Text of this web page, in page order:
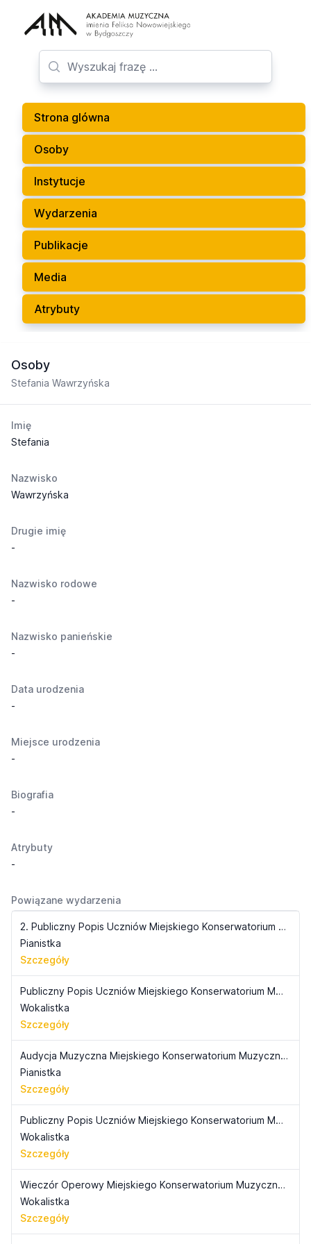
Strona glówna
Osoby
Instytucje
Wydarzenia
Publikacje
Media
Atrybuty
Osoby
Stefania Wawrzyńska
Imię
Stefania
Nazwisko
Wawrzyńska
Drugie imię
-
Nazwisko rodowe
-
Nazwisko panieńskie
-
Data urodzenia
-
Miejsce urodzenia
-
Biografia
-
Atrybuty
-
Powiązane wydarzenia
2. Publiczny Popis Uczniów Miejskiego Konserwatorium Muzycznego (1933)
Pianistka
Szczegóły
Publiczny Popis Uczniów Miejskiego Konserwatorium Muzycznego (1939)
Wokalistka
Szczegóły
Audycja Muzyczna Miejskiego Konserwatorium Muzycznego (1935)
Pianistka
Szczegóły
Publiczny Popis Uczniów Miejskiego Konserwatorium Muzycznego (1937)
Wokalistka
Szczegóły
Wieczór Operowy Miejskiego Konserwatorium Muzycznego (1938)
Wokalistka
Szczegóły